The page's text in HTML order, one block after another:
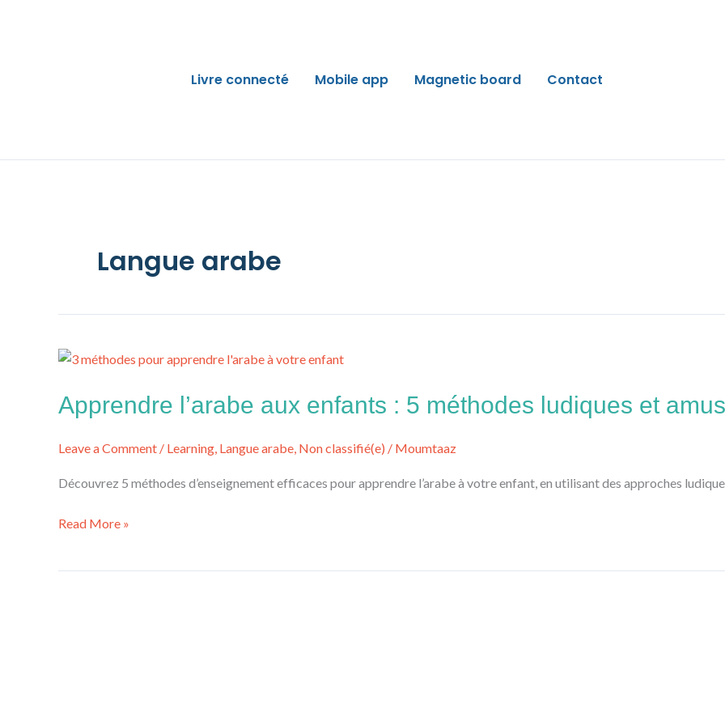
Livre connecté Mobile app Magnetic board Contact
Langue arabe
Apprendre l’arabe aux enfants : 5 méthodes ludiques et
Leave a Comment / Learning, Langue arabe, Non classifié(e) / Moumtaaz
Découvrez 5 méthodes d’enseignement efficaces pour apprendre l’arabe à votre enfant, en utilisant des approches
Apprendre
aux
enfants
:
méthodes
et
Read More »